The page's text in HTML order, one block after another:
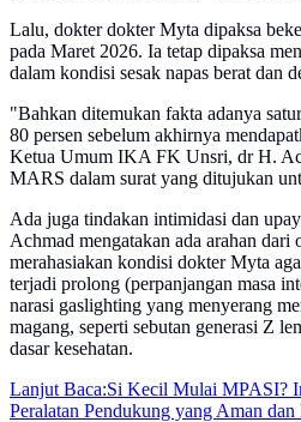
Lalu, dokter dokter Myta dipaksa
pada Maret 2026. Ia tetap dipaksa
dalam kondisi sesak napas berat dan
"Bahkan ditemukan fakta adanya
80 persen sebelum akhirnya
Ketua Umum IKA FK Unsri, dr H.
MARS dalam surat yang ditujukan
Ada juga tindakan intimidasi dan
Achmad mengatakan ada arahan
merahasiakan kondisi dokter Myta
terjadi prolong (perpanjangan masa
narasi gaslighting yang menyerang
magang, seperti sebutan generasi Z
dasar kesehatan.
Lanjut Baca:Si Kecil Mulai MPASI?
Peralatan Pendukung yang Aman